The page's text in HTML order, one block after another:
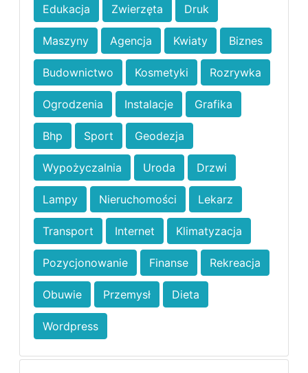
Edukacja Zwierzęta Druk
Maszyny Agencja Kwiaty Biznes
Budownictwo Kosmetyki Rozrywka
Ogrodzenia Instalacje Grafika
Bhp Sport Geodezja
Wypożyczalnia Uroda Drzwi
Lampy Nieruchomości Lekarz
Transport Internet Klimatyzacja
Pozycjonowanie Finanse Rekreacja
Obuwie Przemysł Dieta
Wordpress